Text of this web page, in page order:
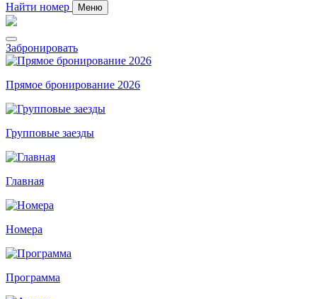
Найти номер Меню
Забронировать
Прямое бронирование 2026
Групповые заезды
Главная
Номера
Программа